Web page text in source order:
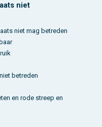
niet
niet mag betreden
betreden
en rode streep en